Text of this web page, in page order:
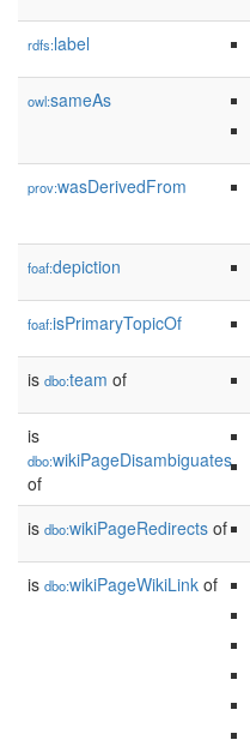
rdfs:label
owl:sameAs
prov:wasDerivedFrom
foaf:depiction
foaf:isPrimaryTopicOf
is dbo:team of
is
dbo:wikiPageDisambiguates
of
is dbo:wikiPageRedirects of
is dbo:wikiPageWikiLink of